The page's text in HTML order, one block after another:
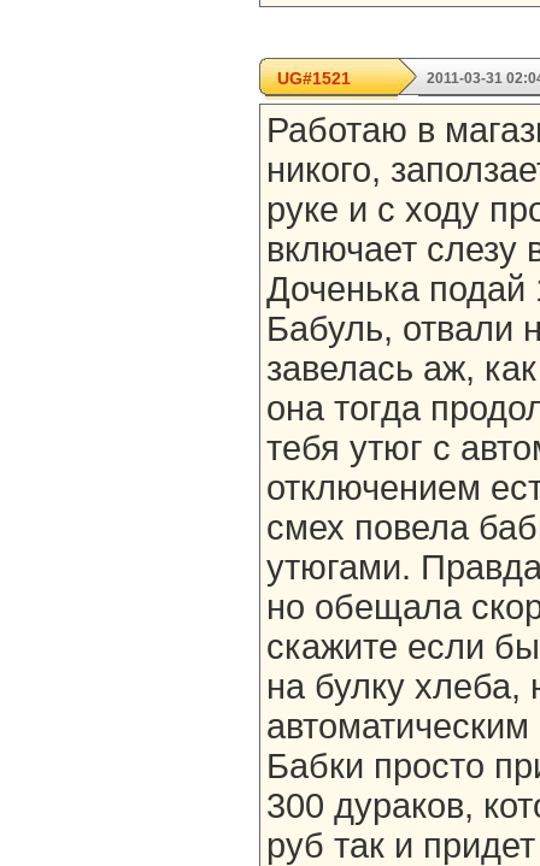
UG#1521 2011-03-31
Работаю в
никого,
руке и с ходу
включает слезу
Доченька
Бабуль, отвали
завелась аж,
она тогда
тебя утюг с
отключением
смех повела
утюгами.
но обещала
скажите если
на булку хлеба,
Бабки просто
300 дураков,
руб так и